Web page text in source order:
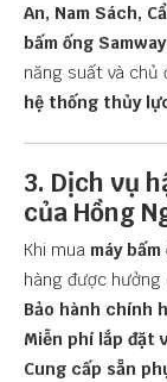
An, Nam Sách,
bấm ống
năng suất và
hệ thống thủy
3. Dịch vụ
của Hồng
Khi mua máy bấm
hàng được hưởng
Bảo hành chính
Miễn phí lắp đặt
Cung cấp sẵn